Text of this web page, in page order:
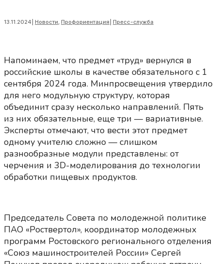
13.11.2024 Новости, Профориентация Пресс-служба
Напоминаем, что предмет «труд» вернулся в
российские школы в качестве обязательного с 1
сентября 2024 года. Минпросвещения утвердило
для него модульную структуру, которая
объединит сразу несколько направлений. Пять
из них обязательные, еще три — вариативные.
Эксперты отмечают, что вести этот предмет
одному учителю сложно — слишком
разнообразные модули представлены: от
черчения и 3D-моделирования до технологии
обработки пищевых продуктов.
Председатель Совета по молодежной политике
ПАО «Роствертол», координатор молодежных
программ Ростовского регионального отделения
«Союз машиностроителей России» Сергей